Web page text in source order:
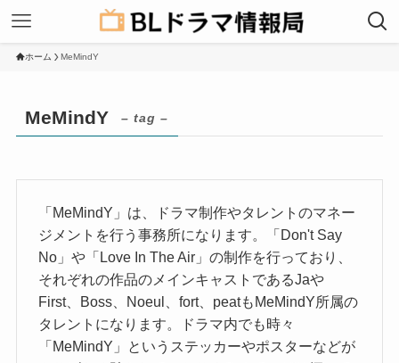
ホーム MeMindY
MeMindY – tag –
「MeMindY」は、ドラマ制作やタレントのマネー
ジメントを行う事務所になります。「Don't Say
No」や「Love In The Air」の制作を行っており、
それぞれの作品のメインキャストであるJaや
First、Boss、Noeul、fort、peatもMeMindY所属の
タレントになります。ドラマ内でも時々
「MeMindY」というステッカーやポスターなどが